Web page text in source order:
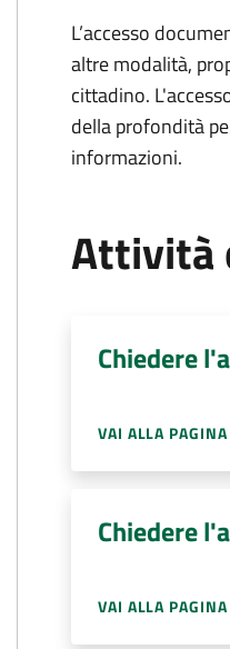
L’accesso
altre modalità,
cittadino.
della profondità
informazioni.
Attività
Chiedere
VAI ALLA PAGINA
Chiedere
VAI ALLA PAGINA